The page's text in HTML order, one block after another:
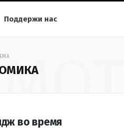
Поддержи нас
во время